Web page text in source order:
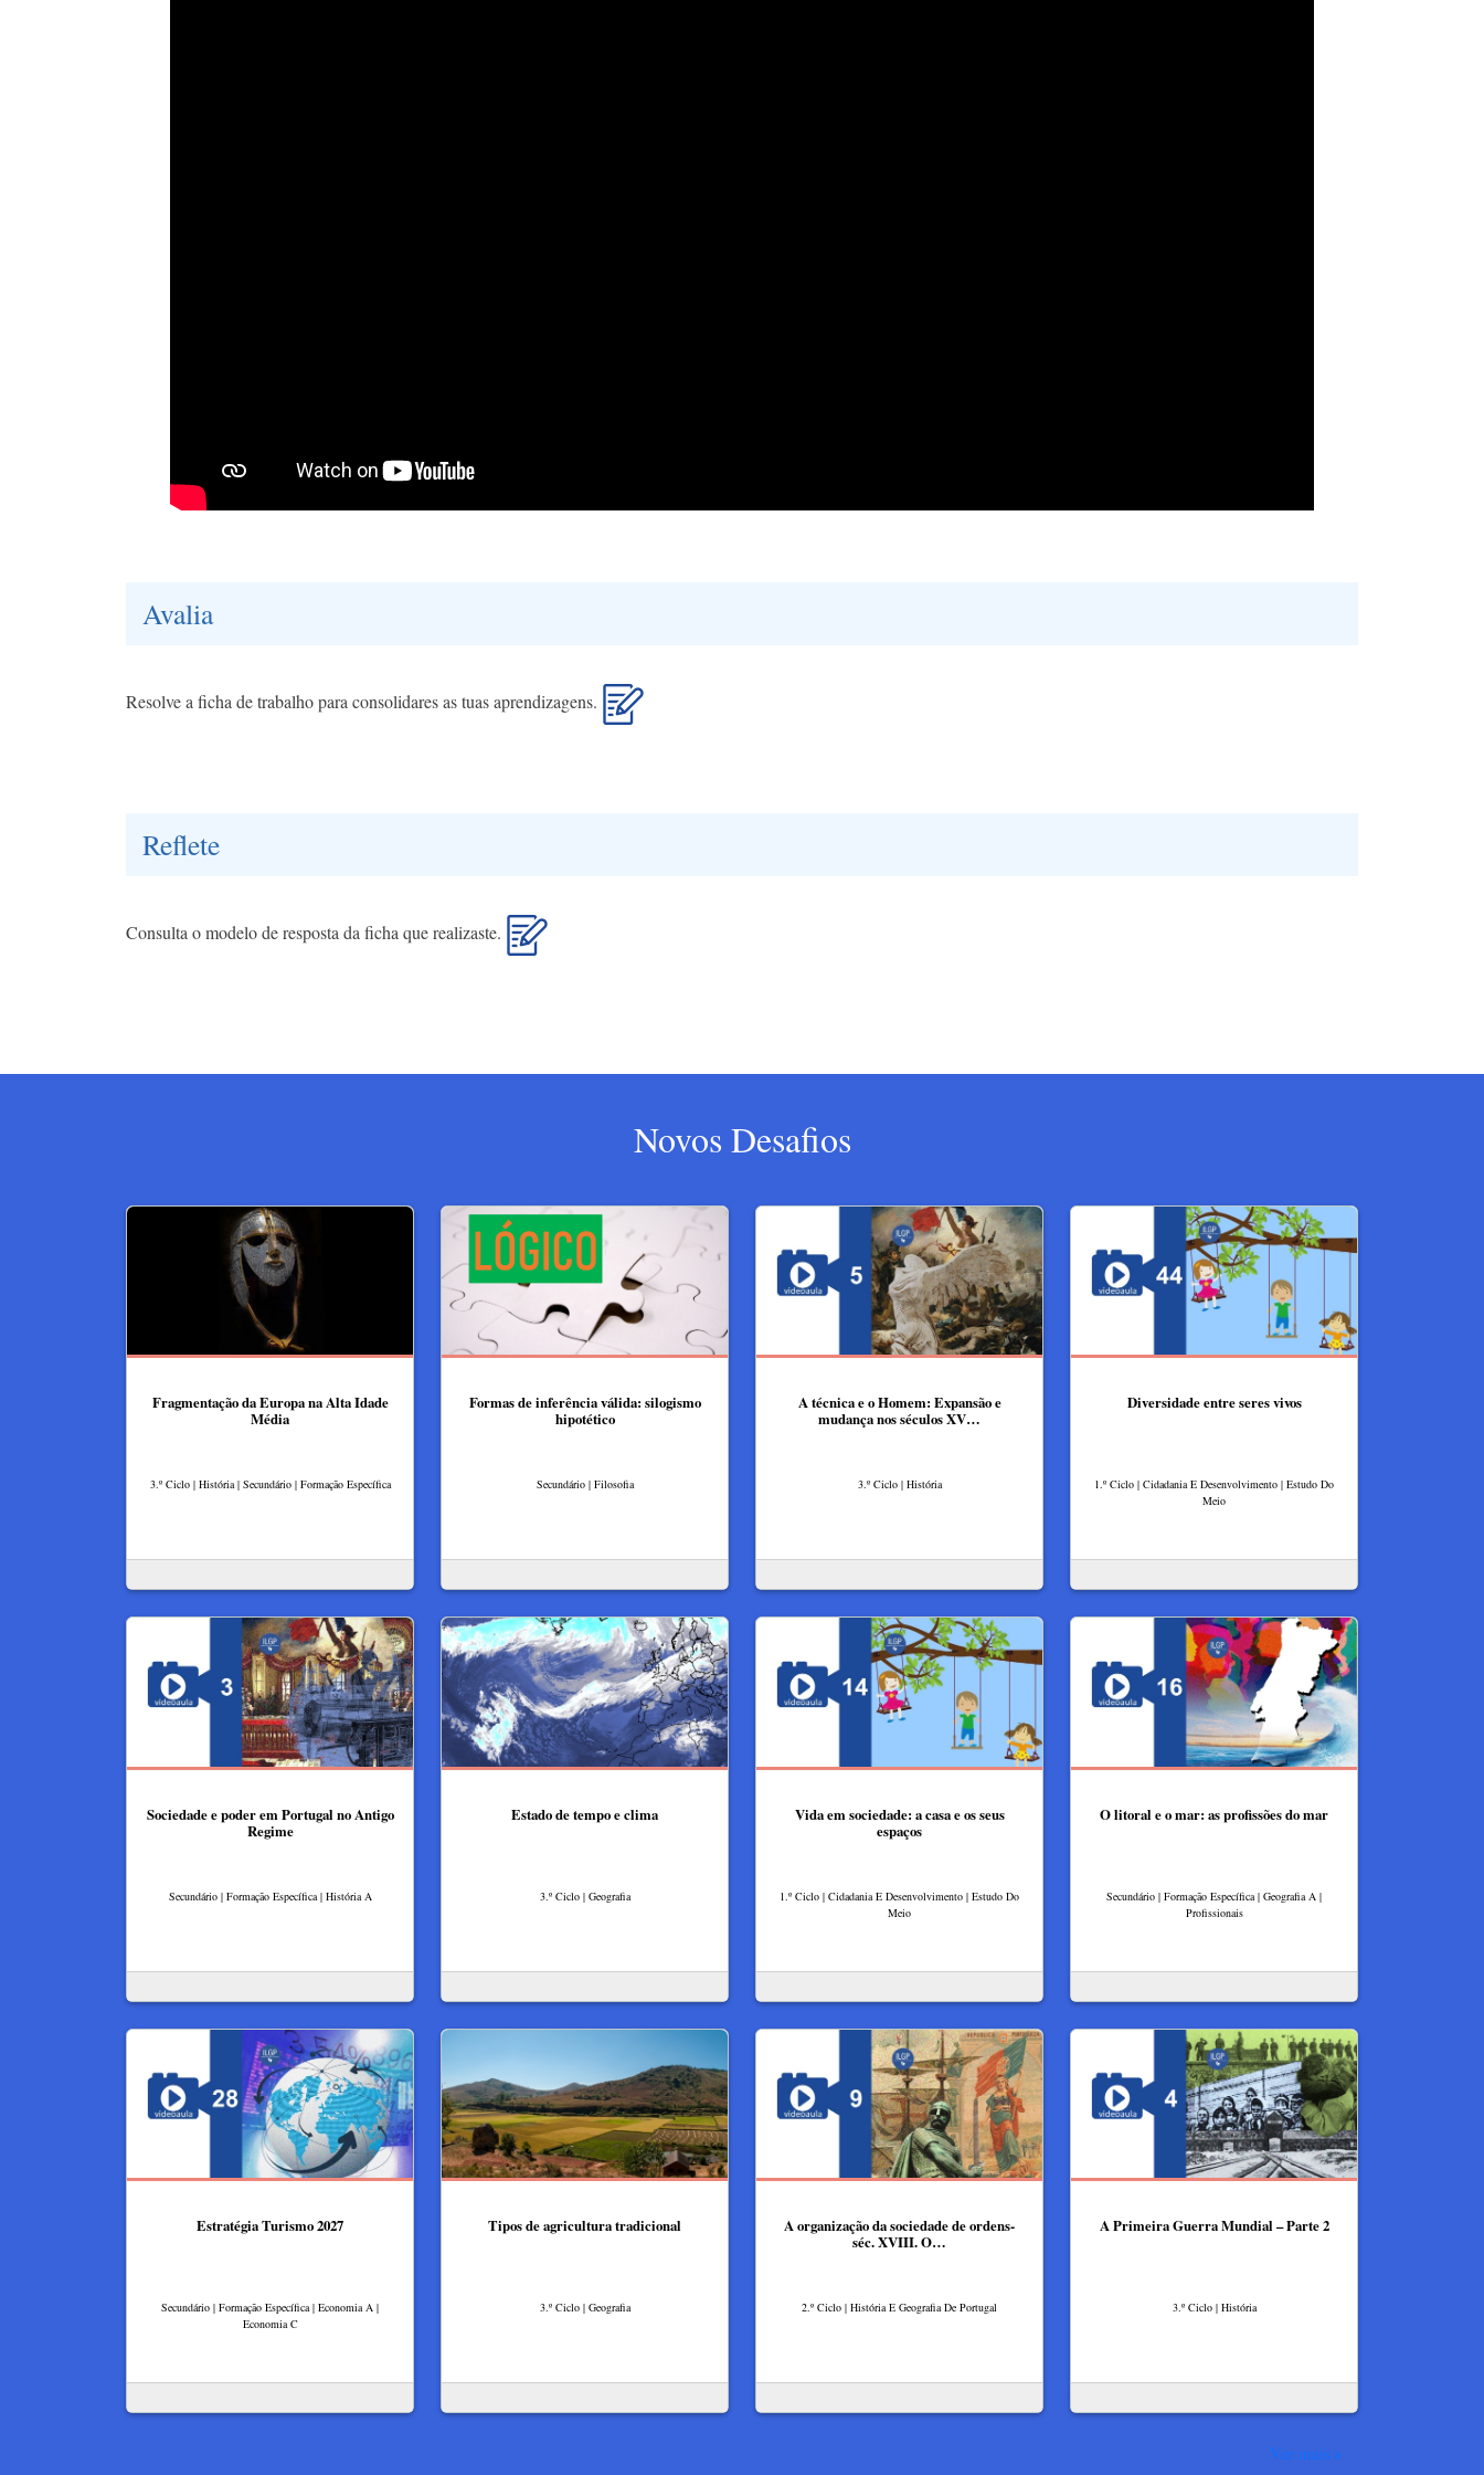
Avalia
Resolve a ficha de trabalho para consolidares as tuas aprendizagens.
Reflete
Consulta o modelo de resposta da ficha que realizaste.
Novos Desafios
Fragmentação da Europa na Alta Idade
Média
3.º Ciclo | História | Secundário | Formação Específica
Formas de inferência válida: silogismo
hipotético
Secundário | Filosofia
A técnica e o Homem: Expansão e
mudança nos séculos XV…
3.º Ciclo | História
Diversidade entre seres vivos
1.º Ciclo | Cidadania E Desenvolvimento | Estudo Do
Meio
Sociedade e poder em Portugal no Antigo
Regime
Secundário | Formação Específica | História A
Estado de tempo e clima
3.º Ciclo | Geografia
Vida em sociedade: a casa e os seus
espaços
1.º Ciclo | Cidadania E Desenvolvimento | Estudo Do
Meio
O litoral e o mar: as profissões do mar
Secundário | Formação Específica | Geografia A |
Profissionais
Estratégia Turismo 2027
Secundário | Formação Específica | Economia A |
Economia C
Tipos de agricultura tradicional
3.º Ciclo | Geografia
A organização da sociedade de ordens-
séc. XVIII. O…
2.º Ciclo | História E Geografia De Portugal
A Primeira Guerra Mundial – Parte 2
3.º Ciclo | História
Ver mais